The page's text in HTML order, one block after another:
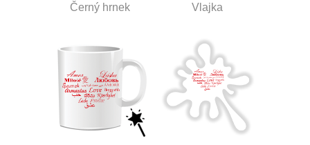
Černý hrnek Vlajka